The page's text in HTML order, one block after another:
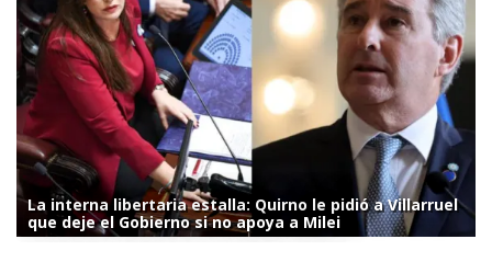
La interna libertaria estalla: Quirno le pidió a Villarruel
que deje el Gobierno si no apoya a Milei